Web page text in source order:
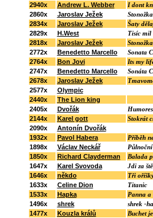
2940x
Andrew L. Webber
I dont
2860x
Jaroslav Ježek
Stonožka
2834x
Jaroslav Ježek
Šaty
2829x
H.West
Tisíc mil
2818x
Jaroslav Ježek
Stonožka
2772x
Benedetto Marcello
Sonata
2764x
Bon Jovi
Its my
2747x
Benedetto Marcello
Sonáta
2678x
Jaroslav Ježek
2577x
Olympic
2440x
The Lion king
2405x
Dvořák
2144x
Karel gott
Stokrát
2090x
Antonín Dvořák
1932x
Pavol Habera
Příběh
1898x
Václav Neckář
Půlnoční
1850x
Richard Clayderman
Balada
1647x
Karel Svovoda
Jdi za
1646x
někdo
Tři
1633x
Celine Dion
Titanic
1533x
Hapka
Panna a
1496x
shrek
shrek -
1477x
Kouzla králů
Buchet